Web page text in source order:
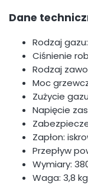
Dane
Rodzaj
Ciśnienie
Rodzaj
Moc
Zużycie
Napięcie
Zapłon:
Przepływ
Wymiary:
Waga: 3,8 kg